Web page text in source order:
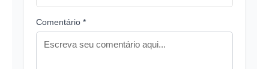
Comentário *